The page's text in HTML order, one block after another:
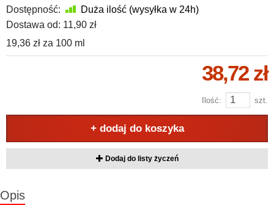
Dostępność:
Duża ilość (wysyłka w 24h)
Dostawa od: 11,90 zł
19,36 zł za 100 ml
38,72 zł
Ilość: szt.
+ dodaj do koszyka
Dodaj do listy życzeń
Opis